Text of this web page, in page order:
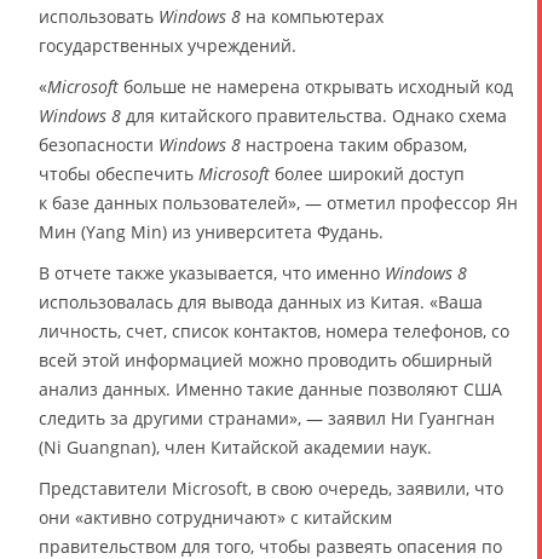
использовать Windows 8 на компьютерах
государственных учреждений.
«Microsoft больше не намерена открывать исходный код
Windows 8 для китайского правительства. Однако схема
безопасности Windows 8 настроена таким образом,
чтобы обеспечить Microsoft более широкий доступ
к базе данных пользователей», — отметил профессор Ян
Мин (Yang Min) из университета Фудань.
В отчете также указывается, что именно Windows 8
использовалась для вывода данных из Китая. «Ваша
личность, счет, список контактов, номера телефонов, со
всей этой информацией можно проводить обширный
анализ данных. Именно такие данные позволяют США
следить за другими странами», — заявил Ни Гуангнан
(Ni Guangnan), член Китайской академии наук.
Представители Microsoft, в свою очередь, заявили, что
они «активно сотрудничают» с китайским
правительством для того, чтобы развеять опасения по